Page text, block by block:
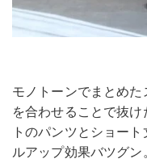
モノトーンでまとめ
を合わせることで抜
トのパンツとショー
ルアップ効果バツグ